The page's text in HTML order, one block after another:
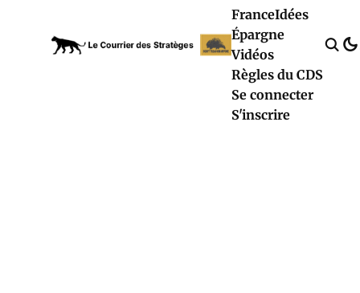
FranceIdées
Épargne
Vidéos
Règles du CDS
Se connecter
S'inscrire